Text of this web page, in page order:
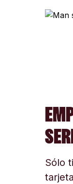
Sólo